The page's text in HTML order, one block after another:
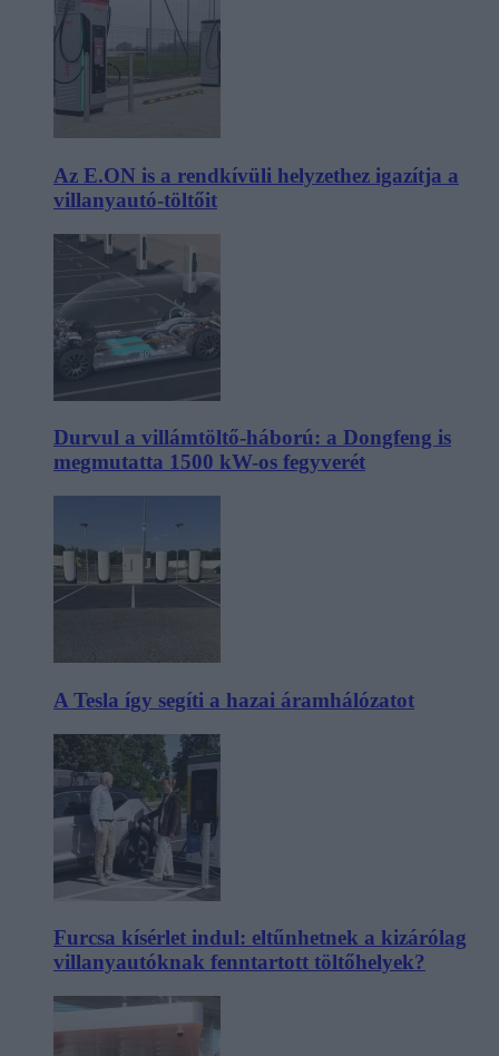
Az E.ON is a rendkívüli helyzethez igazítja a
villanyautó-töltőit
Durvul a villámtöltő-háború: a Dongfeng is
megmutatta 1500 kW-os fegyverét
A Tesla így segíti a hazai áramhálózatot
Furcsa kísérlet indul: eltűnhetnek a kizárólag
villanyautóknak fenntartott töltőhelyek?